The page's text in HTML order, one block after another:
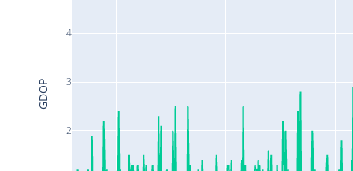
2
3
4
GDOP